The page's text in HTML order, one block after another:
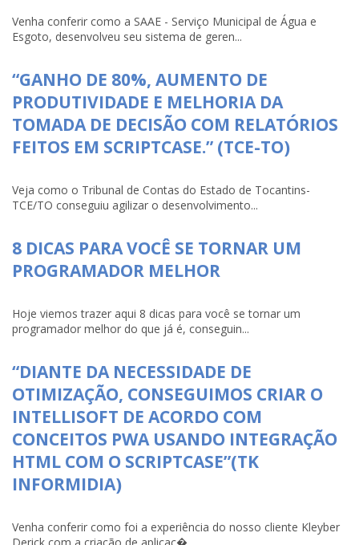
Venha conferir como a SAAE - Serviço Municipal de Água e
Esgoto, desenvolveu seu sistema de geren...
“GANHO DE 80%, AUMENTO DE
PRODUTIVIDADE E MELHORIA DA
TOMADA DE DECISÃO COM RELATÓRIOS
FEITOS EM SCRIPTCASE.” (TCE-TO)
Veja como o Tribunal de Contas do Estado de Tocantins-
TCE/TO conseguiu agilizar o desenvolvimento...
8 DICAS PARA VOCÊ SE TORNAR UM
PROGRAMADOR MELHOR
Hoje viemos trazer aqui 8 dicas para você se tornar um
programador melhor do que já é, conseguin...
“DIANTE DA NECESSIDADE DE
OTIMIZAÇÃO, CONSEGUIMOS CRIAR O
INTELLISOFT DE ACORDO COM
CONCEITOS PWA USANDO INTEGRAÇÃO
HTML COM O SCRIPTCASE”(TK
INFORMIDIA)
Venha conferir como foi a experiência do nosso cliente Kleyber